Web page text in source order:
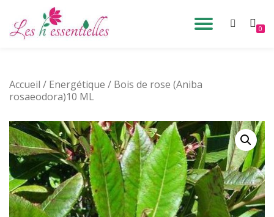
Aller
0
Accueil / Energétique / Bois de rose (Aniba
rosaeodora)10 ML